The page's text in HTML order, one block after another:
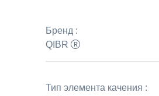
Бренд :
QIBR
Тип элемента качения :